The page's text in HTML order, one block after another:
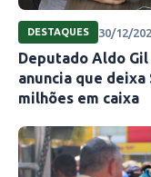
DESTAQUES 30/12/
Deputado Aldo
anuncia que deixa
milhões em caixa